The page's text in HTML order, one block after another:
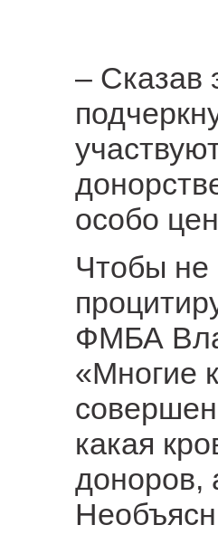
– Сказав
особо
Чтобы не
ФМБА
«Многие
какая
доноров,